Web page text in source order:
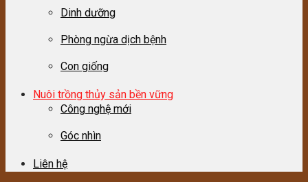
Dinh dưỡng
Phòng ngừa dịch bệnh
Con giống
Nuôi trồng thủy sản bền vững
Công nghệ mới
Góc nhìn
Liên hệ